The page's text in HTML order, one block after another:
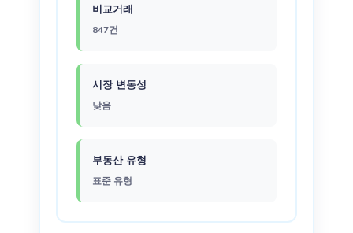
비교거래
847건
시장 변동성
낮음
부동산 유형
표준 유형